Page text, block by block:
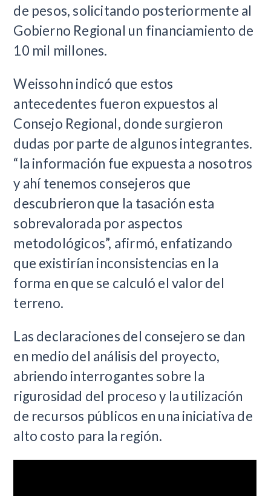
de pesos, solicitando posteriormente al
Gobierno Regional un financiamiento de
10 mil millones.
Weissohn indicó que estos
antecedentes fueron expuestos al
Consejo Regional, donde surgieron
dudas por parte de algunos integrantes.
“la información fue expuesta a nosotros
y ahí tenemos consejeros que
descubrieron que la tasación esta
sobrevalorada por aspectos
metodológicos”, afirmó, enfatizando
que existirían inconsistencias en la
forma en que se calculó el valor del
terreno.
Las declaraciones del consejero se dan
en medio del análisis del proyecto,
abriendo interrogantes sobre la
rigurosidad del proceso y la utilización
de recursos públicos en una iniciativa de
alto costo para la región.